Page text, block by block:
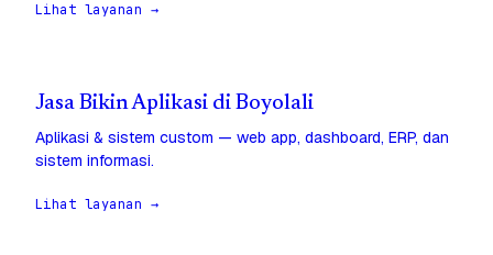
Lihat layanan →
Jasa Bikin Aplikasi di Boyolali
Aplikasi & sistem custom — web app, dashboard, ERP, dan
sistem informasi.
Lihat layanan →